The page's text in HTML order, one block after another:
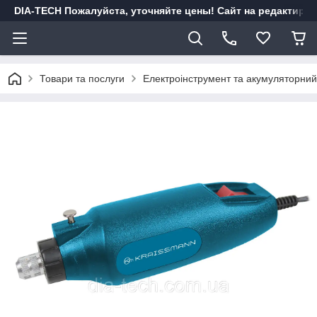
DIA-TECH Пожалуйста, уточняйте цены! Сайт на
Товари та послуги Електроінструмент та